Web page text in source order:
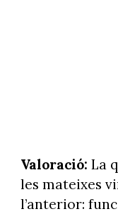
Valoració: La
les mateixes
l’anterior: